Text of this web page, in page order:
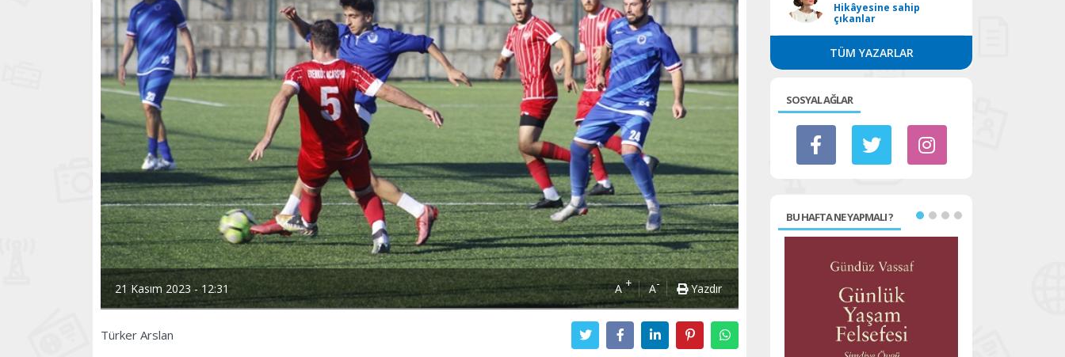
21 Kasım 2023 - 12:31 A+ A- Yazdır
Türker Arslan
Hikâyesine sahip
çıkanlar
TÜM YAZARLAR
SOSYAL AĞLAR
BU HAFTA NE YAPMALI ?